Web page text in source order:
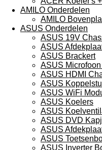
AMILO Onderdelen
AMILO
ASUS Onderdelen
ASUS 19V
ASUS
ASUS Brackert
ASUS
ASUS HDMI
ASUS
ASUS WiFi
ASUS Koelers
ASUS
ASUS DVD
ASUS
ASUS
ASUS Inverter